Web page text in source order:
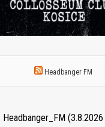
Headbanger FM
Headbanger_FM